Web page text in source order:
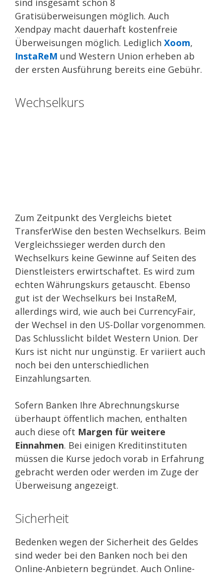
sind insgesamt schon 8
Gratisüberweisungen möglich. Auch
Xendpay macht dauerhaft kostenfreie
Überweisungen möglich. Lediglich Xoom,
InstaReM und Western Union erheben ab
der ersten Ausführung bereits eine Gebühr.
Wechselkurs
Zum Zeitpunkt des Vergleichs bietet
TransferWise den besten Wechselkurs. Beim
Vergleichssieger werden durch den
Wechselkurs keine Gewinne auf Seiten des
Dienstleisters erwirtschaftet. Es wird zum
echten Währungskurs getauscht. Ebenso
gut ist der Wechselkurs bei InstaReM,
allerdings wird, wie auch bei CurrencyFair,
der Wechsel in den US-Dollar vorgenommen.
Das Schlusslicht bildet Western Union. Der
Kurs ist nicht nur ungünstig. Er variiert auch
noch bei den unterschiedlichen
Einzahlungsarten.
Sofern Banken Ihre Abrechnungskurse
überhaupt öffentlich machen, enthalten
auch diese oft Margen für weitere
Einnahmen. Bei einigen Kreditinstituten
müssen die Kurse jedoch vorab in Erfahrung
gebracht werden oder werden im Zuge der
Überweisung angezeigt.
Sicherheit
Bedenken wegen der Sicherheit des Geldes
sind weder bei den Banken noch bei den
Online-Anbietern begründet. Auch Online-